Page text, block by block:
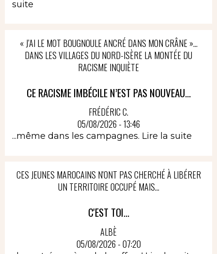
suite
« J’AI LE MOT BOUGNOULE ANCRÉ DANS MON CRÂNE »…
DANS LES VILLAGES DU NORD-ISÈRE LA MONTÉE DU
RACISME INQUIÈTE
CE RACISME IMBÉCILE N’EST PAS NOUVEAU...
FRÉDÉRIC C.
05/08/2026 - 13:46
...même dans les campagnes. Lire la suite
CES JEUNES MAROCAINS N'ONT PAS CHERCHÉ À LIBÉRER
UN TERRITOIRE OCCUPÉ MAIS...
C'EST TOI...
ALBÈ
05/08/2026 - 07:20